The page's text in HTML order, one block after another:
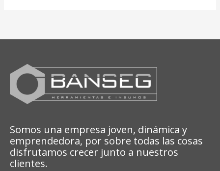
Somos una empresa joven, dinámica y
emprendedora, por sobre todas las cosas
disfrutamos crecer junto a nuestros
clientes.